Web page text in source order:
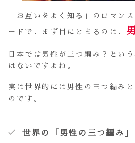
「お互いをよく知る」のロマン
ードで、まず目にとまるのは、
日本では男性が三つ編み？とい
はないですよね。
実は世界的には男性の三つ編み
のです。
世界の「男性の三つ編み」